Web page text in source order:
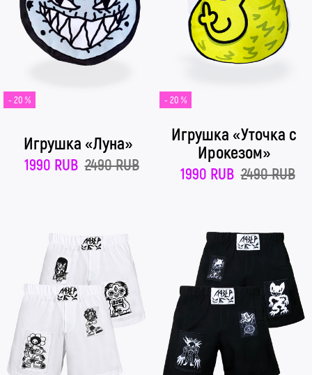
- 20 %
Игрушка «Луна»
1990 RUB 2490 RUB
- 20 %
Игрушка «Уточка с
Ирокезом»
1990 RUB 2490 RUB